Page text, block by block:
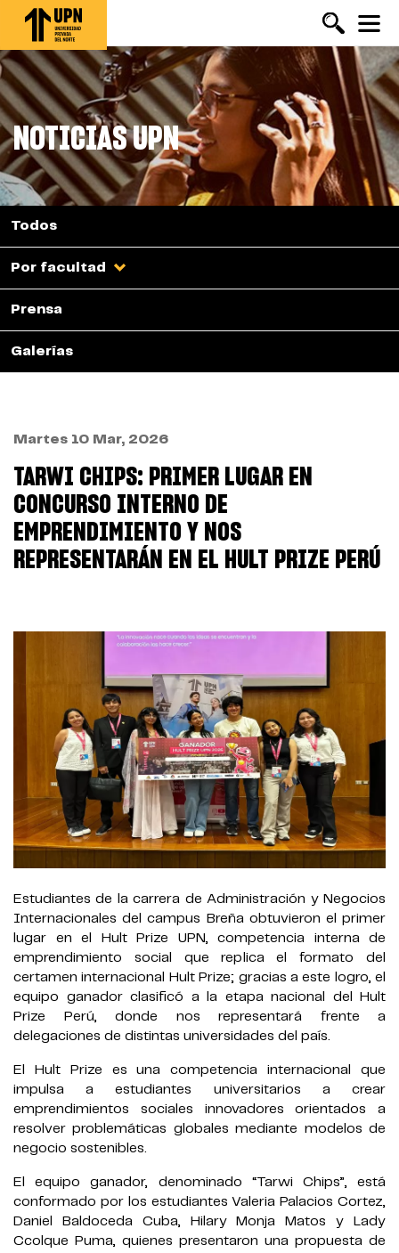
Pasar
contenido
principal
NOTICIAS UPN
Todos
Por facultad
Prensa
Galerías
Martes 10 Mar, 2026
TARWI CHIPS: PRIMER LUGAR EN
CONCURSO INTERNO DE
EMPRENDIMIENTO Y NOS
REPRESENTARÁN EN EL HULT PRIZE PERÚ
Estudiantes de la carrera de Administración y Negocios
Internacionales del campus Breña obtuvieron el primer
lugar en el Hult Prize UPN, competencia interna de
emprendimiento social que replica el formato del
certamen internacional Hult Prize; gracias a este logro, el
equipo ganador clasificó a la etapa nacional del Hult
Prize Perú, donde nos representará frente a
delegaciones de distintas universidades del país.
El Hult Prize es una competencia internacional que
impulsa a estudiantes universitarios a crear
emprendimientos sociales innovadores orientados a
resolver problemáticas globales mediante modelos de
negocio sostenibles.
El equipo ganador, denominado “Tarwi Chips”, está
conformado por los estudiantes Valeria Palacios Cortez,
Daniel Baldoceda Cuba, Hilary Monja Matos y Lady
Ccolque Puma, quienes presentaron una propuesta de